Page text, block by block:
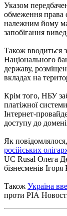
Указом
обмеження права
належним йому
запобігання
Також вводиться
Національного
державу,
вкладах на
Крім того, НБУ
платіжної
Інтернет-
доступу до
Як повідомлялося,
російських
UC Rusal Олега
бізнесменів
Також Україна
проти РІА